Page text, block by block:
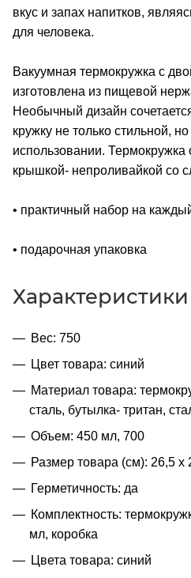
вкус и запах напитков,
для человека.
Вакуумная термокружка с
изготовлена из пищевой
Необычный дизайн
кружку не только стильной,
использовании.
крышкой- непроливайкой со
• практичный набор на
• подарочная упаковка
Характеристики
Вес: 750
Цвет товара: синий
Материал товара:
сталь, бутылка- тритан,
Объем: 450 мл, 700
Размер товара (см): 26,5 х
Герметичность: да
Комплектность:
мл, коробка
Цвета товара: синий